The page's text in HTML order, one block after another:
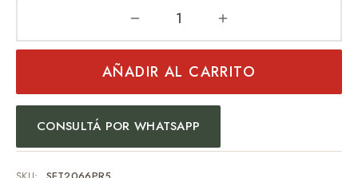
AÑADIR AL CARRITO
CONSULTÁ POR WHATSAPP